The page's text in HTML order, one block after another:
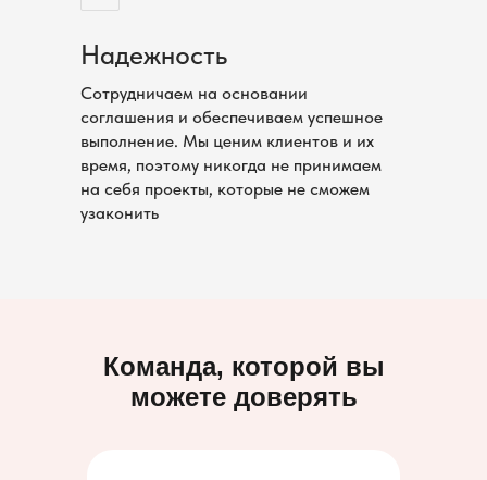
Надежность
Сотрудничаем на основании
соглашения и обеспечиваем успешное
выполнение. Мы ценим клиентов и их
время, поэтому никогда не принимаем
на себя проекты, которые не сможем
узаконить
Команда, которой вы
можете доверять